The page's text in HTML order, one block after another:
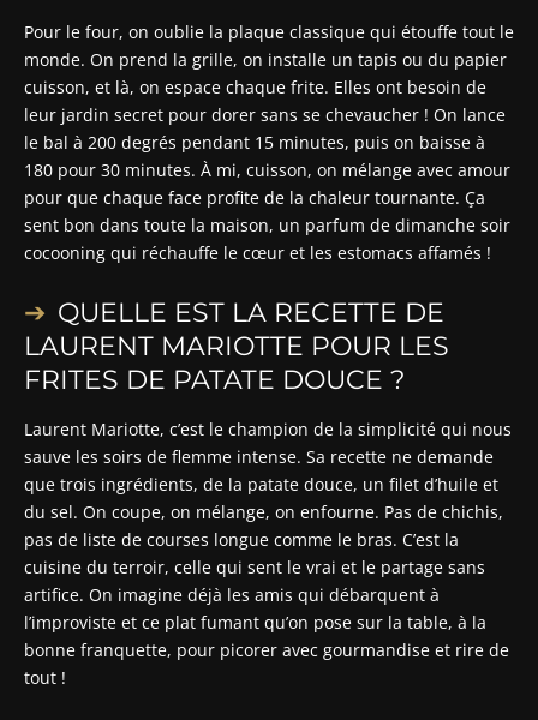
Pour le four, on oublie la plaque classique qui étouffe tout le
monde. On prend la grille, on installe un tapis ou du papier
cuisson, et là, on espace chaque frite. Elles ont besoin de
leur jardin secret pour dorer sans se chevaucher ! On lance
le bal à 200 degrés pendant 15 minutes, puis on baisse à
180 pour 30 minutes. À mi, cuisson, on mélange avec amour
pour que chaque face profite de la chaleur tournante. Ça
sent bon dans toute la maison, un parfum de dimanche soir
cocooning qui réchauffe le cœur et les estomacs affamés !
QUELLE EST LA RECETTE DE
LAURENT MARIOTTE POUR LES
FRITES DE PATATE DOUCE ?
Laurent Mariotte, c’est le champion de la simplicité qui nous
sauve les soirs de flemme intense. Sa recette ne demande
que trois ingrédients, de la patate douce, un filet d’huile et
du sel. On coupe, on mélange, on enfourne. Pas de chichis,
pas de liste de courses longue comme le bras. C’est la
cuisine du terroir, celle qui sent le vrai et le partage sans
artifice. On imagine déjà les amis qui débarquent à
l’improviste et ce plat fumant qu’on pose sur la table, à la
bonne franquette, pour picorer avec gourmandise et rire de
tout !